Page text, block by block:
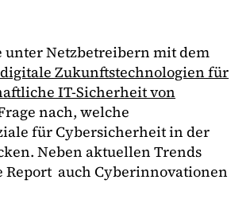
unter Netzbetreibern mit dem
Zukunftstechnologien für
IT-Sicherheit von
nach, welche
für Cybersicherheit in der
Neben aktuellen Trends
Report auch Cyberinnovationen